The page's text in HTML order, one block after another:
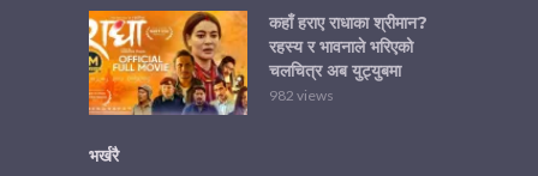
कहाँ हराए राधाका श्रीमान?
रहस्य र भावनाले भरिएको
चलचित्र अब युट्युबमा
982 views
भर्खरै